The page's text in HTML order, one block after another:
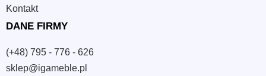
Kontakt
DANE FIRMY
(+48) 795 - 776 - 626
sklep@igameble.pl